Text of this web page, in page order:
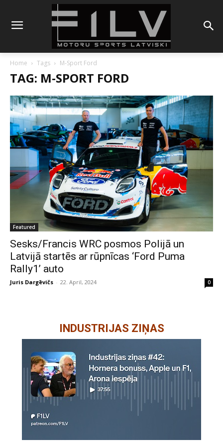
Home Tags M-Sport Ford
TAG: M-SPORT FORD
Featured
Sesks/Francis WRC posmos Polijā un
Latvijā startēs ar rūpnīcas ‘Ford Puma
Rally1’ auto
Juris Dargēvičs - 22. April, 2024 0
INDUSTRIJAS ZIŅAS